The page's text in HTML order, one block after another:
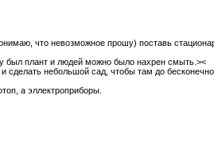
что невозможное прошу) поставь
был плант и людей можно было нахрен смыть.><
сделать небольшой сад, чтобы там до
а эллектроприборы.